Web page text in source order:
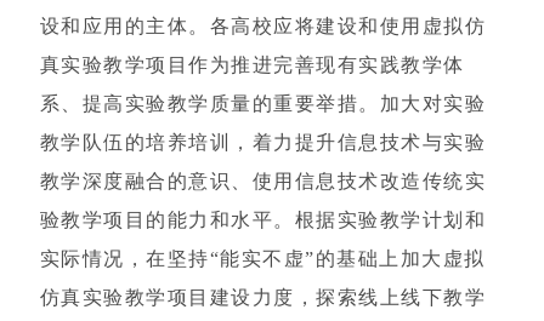
设和应用的主体。各高校应将建设和使用虚拟仿
真实验教学项目作为推进完善现有实践教学体
系、提高实验教学质量的重要举措。加大对实验
教学队伍的培养培训，着力提升信息技术与实验
教学深度融合的意识、使用信息技术改造传统实
验教学项目的能力和水平。根据实验教学计划和
实际情况，在坚持“能实不虚”的基础上加大虚拟
仿真实验教学项目建设力度，探索线上线下教学